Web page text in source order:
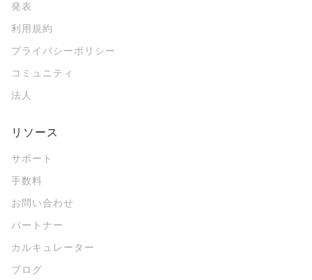
発表
利用規約
プライバシーポリシー
コミュニティ
法人
リソース
サポート
手数料
お問い合わせ
パートナー
カルキュレーター
ブログ